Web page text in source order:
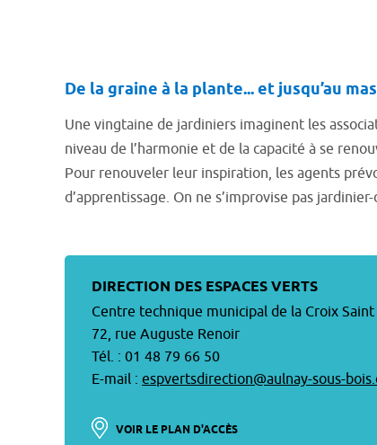
De la graine à la plante... et jusqu’au
Une vingtaine de jardiniers imaginent les
niveau de l’harmonie et de la capacité à se
Pour renouveler leur inspiration, les agents
d’apprentissage. On ne s’improvise pas
DIRECTION DES ESPACES VERTS
Centre technique municipal de la Croix
72, rue Auguste Renoir
Tél. : 01 48 79 66 50
E-mail : espvertsdirection@aulnay-sous-
VOIR LE PLAN D'ACCÈS